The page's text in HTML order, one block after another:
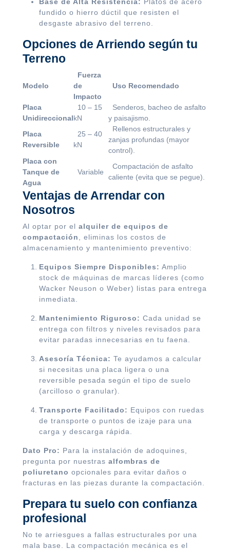
fundido o hierro dúctil que resisten el
desgaste abrasivo del terreno.
Opciones de Arriendo según tu
Terreno
Modelo
Fuerza
de
Impacto
Uso Recomendado
Placa
Unidireccional
10 – 15
kN
Senderos, bacheo de asfalto
y paisajismo.
Placa
Reversible
25 – 40
kN
Rellenos estructurales y
zanjas profundas (mayor
control).
Placa con
Tanque de
Agua
Variable
Compactación de asfalto
caliente (evita que se pegue).
Ventajas de Arrendar con
Nosotros
Al optar por el alquiler de equipos de
compactación
, eliminas los costos de
almacenamiento y mantenimiento preventivo:
Equipos Siempre Disponibles: Amplio
stock de máquinas de marcas líderes (como
Wacker Neuson o Weber) listas para entrega
inmediata.
Mantenimiento Riguroso: Cada unidad se
entrega con filtros y niveles revisados para
evitar paradas innecesarias en tu faena.
Asesoría Técnica: Te ayudamos a calcular
si necesitas una placa ligera o una
reversible pesada según el tipo de suelo
(arcilloso o granular).
Transporte Facilitado: Equipos con ruedas
de transporte o puntos de izaje para una
carga y descarga rápida.
Dato Pro: Para la instalación de adoquines,
pregunta por nuestras alfombras de
poliuretano opcionales para evitar daños o
fracturas en las piezas durante la compactación.
Prepara tu suelo con confianza
profesional
No te arriesgues a fallas estructurales por una
mala base. La compactación mecánica es el